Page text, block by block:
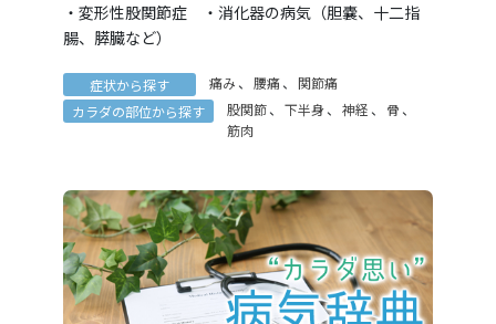
・変形性股関節症 ・消化器の病気（胆嚢、十二指
腸、膵臓など）
症状から探す 痛み 、 腰痛、
関節痛
カラダの部位から探す
股関節、 下半身、 神経 、 骨 、
筋肉